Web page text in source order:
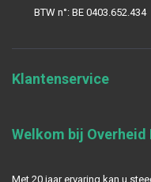
BTW n°: BE 0403.652.434
Klantenservice
Welkom bij Overheid
Met 20 jaar ervaring kan u